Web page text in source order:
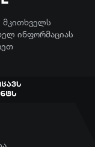
მკითხველს
ინფორმაციას